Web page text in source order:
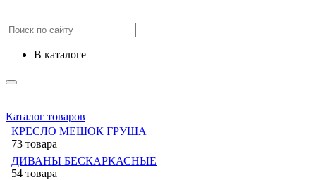
в каталоге
Каталог товаров
КРЕСЛО МЕШОК ГРУША
73 товара
ДИВАНЫ БЕСКАРКАСНЫЕ
54 товара